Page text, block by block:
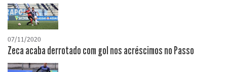
07/11/2020
Zeca acaba derrotado com gol nos acréscimos no Passo